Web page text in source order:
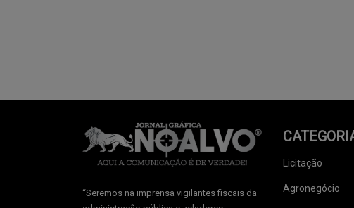
‘‘Seremos na imprensa vigilantes fiscais da
Licitação
Agronegócio